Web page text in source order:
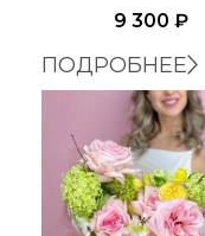
9 300 ₽
ПОДРОБНЕЕ